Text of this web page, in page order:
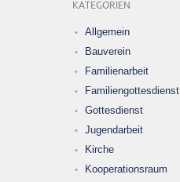
KATEGORIEN
Allgemein
Bauverein
Familienarbeit
Familiengottesdienst
Gottesdienst
Jugendarbeit
Kirche
Kooperationsraum